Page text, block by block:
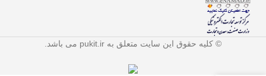
© کلیه حقوق این سایت متعلق به pukit.ir می باشد.